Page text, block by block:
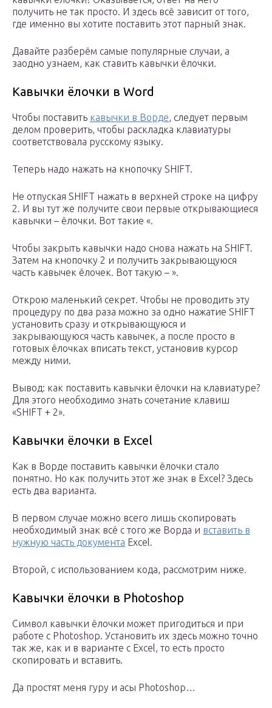
получить не так просто. И здесь всё зависит от того,
где именно вы хотите поставить этот парный знак.
Давайте разберём самые популярные случаи, а
заодно узнаем, как ставить кавычки ёлочки.
Кавычки ёлочки в Word
Чтобы поставить кавычки в Ворде, следует первым
делом проверить, чтобы раскладка клавиатуры
соответствовала русскому языку.
Теперь надо нажать на кнопочку SHIFT.
Не отпуская SHIFT нажать в верхней строке на цифру
2. И вы тут же получите свои первые открывающиеся
кавычки – ёлочки. Вот такие «.
Чтобы закрыть кавычки надо снова нажать на SHIFT.
Затем на кнопочку 2 и получить закрывающуюся
часть кавычек ёлочек. Вот такую – ».
Открою маленький секрет. Чтобы не проводить эту
процедуру по два раза можно за одно нажатие SHIFT
установить сразу и открывающуюся и
закрывающуюся часть кавычек, а после просто в
готовых ёлочках вписать текст, установив курсор
между ними.
Вывод: как поставить кавычки ёлочки на клавиатуре?
Для этого необходимо знать сочетание клавиш
«SHIFT + 2».
Кавычки ёлочки в Excel
Как в Ворде поставить кавычки ёлочки стало
понятно. Но как получить этот же знак в Excel? Здесь
есть два варианта.
В первом случае можно всего лишь скопировать
необходимый знак всё с того же Ворда и вставить в
нужную часть документа Excel.
Второй, с использованием кода, рассмотрим ниже.
Кавычки ёлочки в Photoshop
Символ кавычки ёлочки может пригодиться и при
работе с Photoshop. Установить их здесь можно точно
так же, как и в варианте с Excel, то есть просто
скопировать и вставить.
Да простят меня гуру и асы Photoshop…